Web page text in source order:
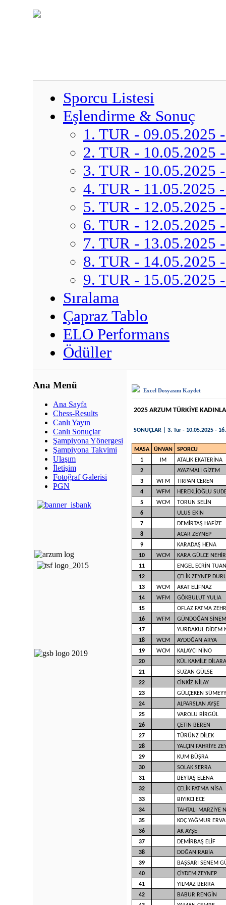
Sporcu Listesi
Eşlendirme & Sonuç
1. TUR - 09.05.2025
2. TUR - 10.05.2025
3. TUR - 10.05.2025
4. TUR - 11.05.2025
5. TUR - 12.05.2025
6. TUR - 12.05.2025
7. TUR - 13.05.2025
8. TUR - 14.05.2025
9. TUR - 15.05.2025
Sıralama
Çapraz Tablo
ELO Performans
Ödüller
Ana Menü
Ana Sayfa
Chess-Results
Canlı Yayın
Canlı Sonuçlar
Şampiyona Yönergesi
Şampiyona Takvimi
Ulaşım
İletişim
Fotoğraf Galerisi
PGN
Excel Dosyasını Kaydet
2025 ARZUM TÜRKİYE
SONUÇLAR | 3. Tur - 10.05.2025 -
MASA ÜNVAN
SPORCU
1
IM
ATALIK EKATERİNA
2
AYAZMALI GİZEM
3
WFM
TIRPAN CEREN
4
WFM
HEREKLİOĞLU
5
WCM
TORUN SELİN
6
ULUS EKİN
7
DEMİRTAŞ HAFİZE
8
ACAR ZEYNEP
9
KARADAŞ HENA
10
WCM
KARA GÜLCE NEHİR
11
ENGEL ECRİN
12
ÇELİK ZEYNEP
13
WCM
AKAT ELİFNAZ
14
WFM
GÖKBULUT YULIA
15
OFLAZ FATMA
16
WFM
GÜNDOĞAN
17
YURDAKUL DİDEM
18
WCM
AYDOĞAN ARYA
19
WCM
KALAYCI NİNO
20
KÜL KAMİLE DİLARA
21
SUZAN GÜLSE
22
CİNKİZ NİLAY
23
GÜLÇEKEN
24
ALPARSLAN AYŞE
25
VAROLU BİRGÜL
26
ÇETİN BEREN
27
TÜRÜNZ DİLEK
28
YALÇIN FAHRİYE
29
KUM BÜŞRA
30
SOLAK SERRA
31
BEYTAŞ ELENA
32
ÇELİK FATMA NİSA
33
BIYIKCI ECE
34
TAHTALI MARZİYE
35
KOÇ YAĞMUR ERVA
36
AK AYŞE
37
DEMİRBAŞ ELİF
38
DOĞAN RABİA
39
BAŞSARI SENEM
40
ÇİYDEM ZEYNEP
41
YILMAZ BERRA
42
BABUR RENGİN